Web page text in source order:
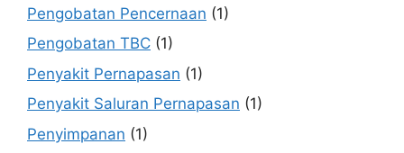
Pengobatan Pencernaan (1)
Pengobatan TBC (1)
Penyakit Pernapasan (1)
Penyakit Saluran Pernapasan (1)
Penyimpanan (1)